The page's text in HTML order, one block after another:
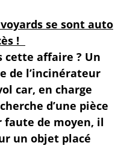
se sont auto
!
cette affaire ? Un
de l’incinérateur
car, en charge
d’une pièce
faute de moyen, il
un objet placé